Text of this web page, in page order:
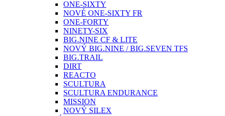
ONE-SIXTY
NOVÉ ONE-SIXTY FR
ONE-FORTY
NINETY-SIX
BIG.NINE CF & LITE
NOVÝ BIG.NINE / BIG.SEVEN TFS
BIG.TRAIL
DIRT
REACTO
SCULTURA
SCULTURA ENDURANCE
MISSION
NOVÝ SILEX